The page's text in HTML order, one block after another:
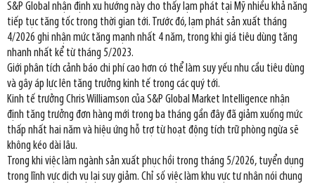
S&P Global nhận định xu hướng này cho thấy lạm phát tại Mỹ nhiều khả năng
tiếp tục tăng tốc trong thời gian tới. Trước đó, lạm phát sản xuất tháng
4/2026 ghi nhận mức tăng mạnh nhất 4 năm, trong khi giá tiêu dùng tăng
nhanh nhất kể từ tháng 5/2023.
Giới phân tích cảnh báo chi phí cao hơn có thể làm suy yếu nhu cầu tiêu dùng
và gây áp lực lên tăng trưởng kinh tế trong các quý tới.
Kinh tế trưởng Chris Williamson của S&P Global Market Intelligence nhận
định tăng trưởng đơn hàng mới trong ba tháng gần đây đã giảm xuống mức
thấp nhất hai năm và hiệu ứng hỗ trợ từ hoạt động tích trữ phòng ngừa sẽ
không kéo dài lâu.
Trong khi việc làm ngành sản xuất phục hồi trong tháng 5/2026, tuyển dụng
trong lĩnh vực dịch vụ lại suy giảm. Chỉ số việc làm khu vực tư nhân nói chung